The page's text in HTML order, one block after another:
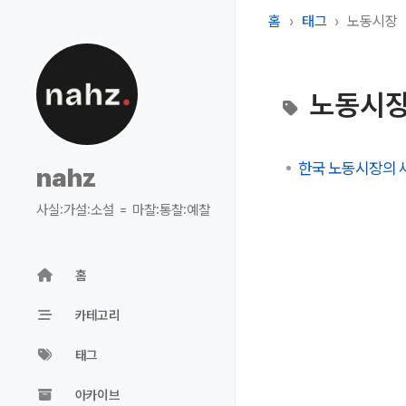
nahz
사실:가설:소설 = 마찰:통찰:예찰
홈
카테고리
태그
아카이브
홈 태그 노동시장
노동시
한국 노동시장의